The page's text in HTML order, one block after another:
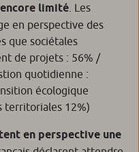
limité . Les
en perspective des
que sociétales
de projets : 56% /
quotidienne :
écologique
territoriales 12%)
en perspective une